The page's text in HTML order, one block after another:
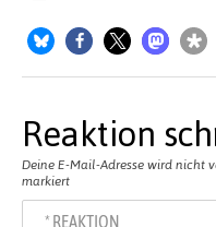
Reaktion
Deine E-Mail-Adresse wird nicht
markiert